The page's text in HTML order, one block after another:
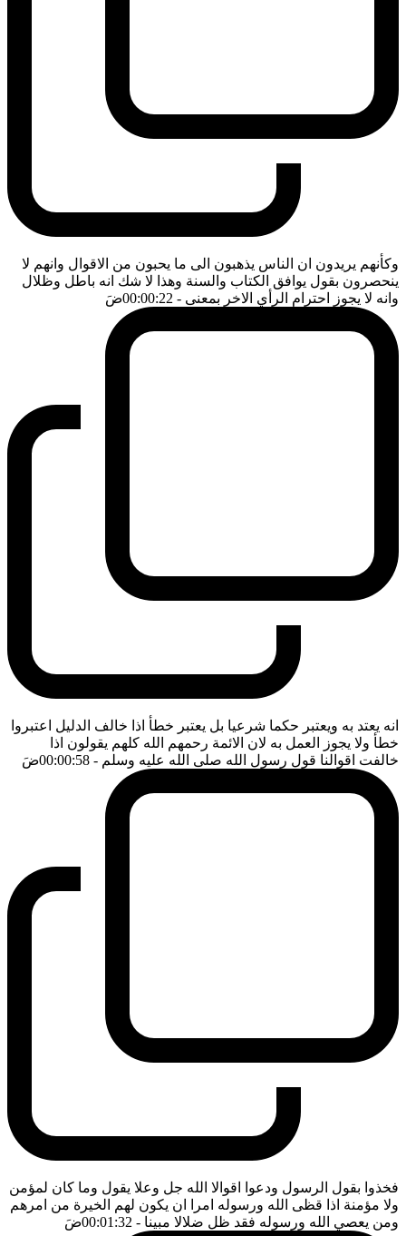
وكأنهم يريدون ان الناس يذهبون الى ما يحبون من الاقوال وانهم لا
ينحصرون بقول يوافق الكتاب والسنة وهذا لا شك انه باطل وظلال
وانه لا يجوز احترام الرأي الاخر بمعنى - 00:00:22 ضَ
انه يعتد به ويعتبر حكما شرعيا بل يعتبر خطأ اذا خالف الدليل اعتبروا
خطأ ولا يجوز العمل به لان الائمة رحمهم الله كلهم يقولون اذا
خالفت اقوالنا قول رسول الله صلى الله عليه وسلم - 00:00:58 ضَ
فخذوا بقول الرسول ودعوا اقوالا الله جل وعلا يقول وما كان لمؤمن
ولا مؤمنة اذا قظى الله ورسوله امرا ان يكون لهم الخيرة من امرهم
ومن يعصي الله ورسوله فقد ظل ضلالا مبينا - 00:01:32 ضَ